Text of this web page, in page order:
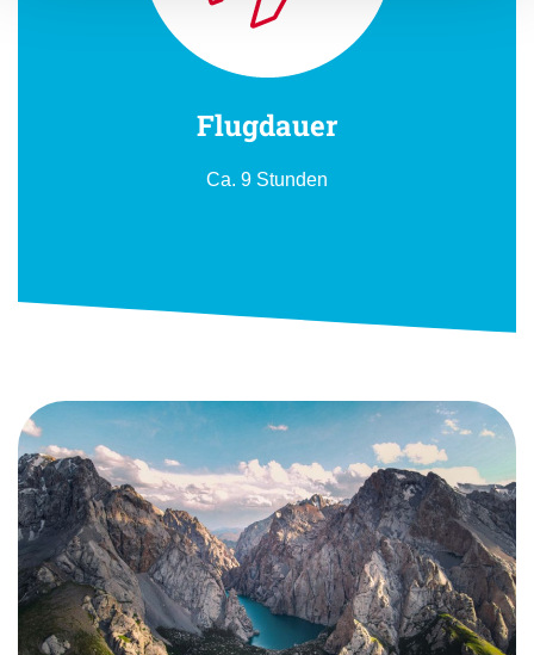
Flugdauer
Ca. 9 Stunden